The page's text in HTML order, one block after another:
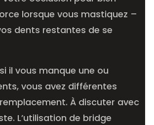
lorsque vous mastiquez –
dents restantes de se
il vous manque une ou
vous avez différentes
À discuter avec
L’utilisation de bridge